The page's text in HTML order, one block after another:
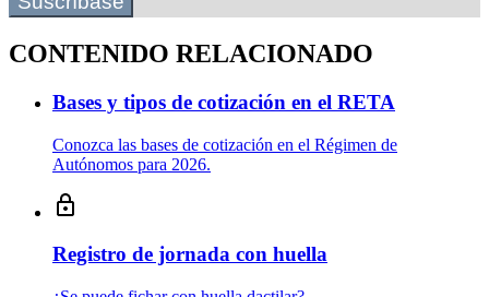
CONTENIDO RELACIONADO
Bases y tipos de cotización en el RETA
Conozca las bases de cotización en el Régimen de
Autónomos para 2026.
Registro de jornada con huella